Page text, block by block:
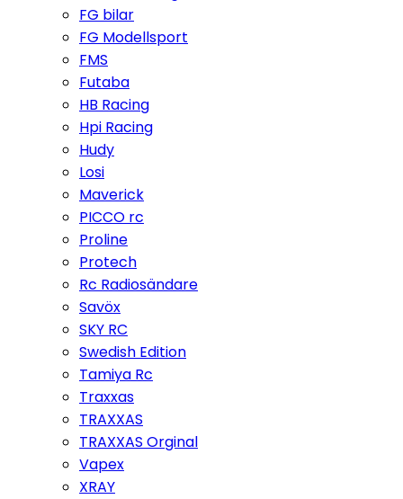
FG bilar
FG Modellsport
FMS
Futaba
HB Racing
Hpi Racing
Hudy
Losi
Maverick
PICCO rc
Proline
Protech
Rc Radiosändare
Savöx
SKY RC
Swedish Edition
Tamiya Rc
Traxxas
TRAXXAS
TRAXXAS Orginal
Vapex
XRAY